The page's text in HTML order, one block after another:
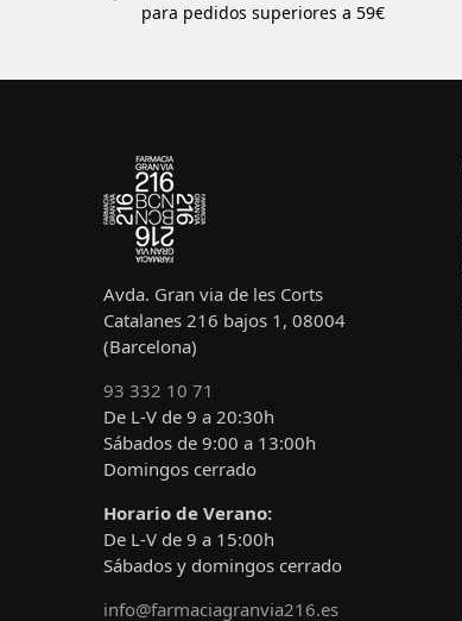
para pedidos superiores a 59€
Avda. Gran via de les Corts
Catalanes 216 bajos 1, 08004
(Barcelona)
93 332 10 71
De L-V de 9 a 20:30h
Sábados de 9:00 a 13:00h
Domingos cerrado
Horario de Verano:
De L-V de 9 a 15:00h
Sábados y domingos cerrado
info@farmaciagranvia216.es